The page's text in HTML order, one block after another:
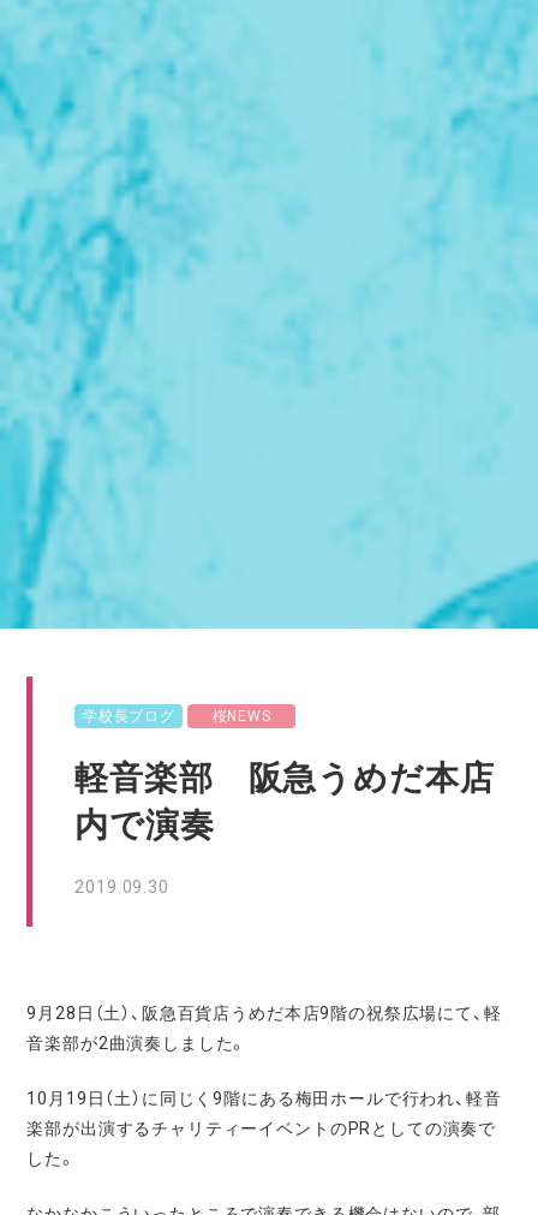
学校長ブログ 桜NEWS
軽音楽部 阪急うめだ本店
内で演奏
2019.09.30
9月28日（土）、阪急百貨店うめだ本店9階の祝祭広場にて、軽
音楽部が2曲演奏しました。
10月19日（土）に同じく9階にある梅田ホールで行われ、軽音
楽部が出演するチャリティーイベントのPRとしての演奏で
した。